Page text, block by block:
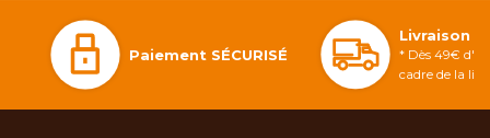
Paiement SÉCURISÉ
Livraison
* Dès 49€
cadre de la